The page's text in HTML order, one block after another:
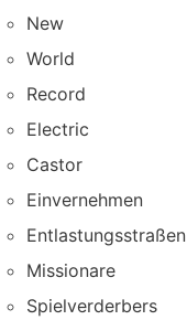
New
World
Record
Electric
Castor
Einvernehmen
Entlastungsstraßen
Missionare
Spielverderbers